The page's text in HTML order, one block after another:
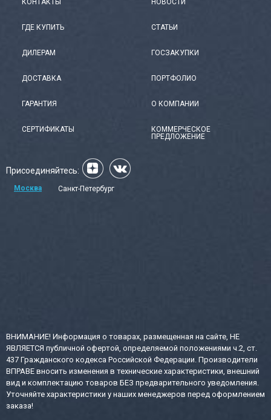
КОНТАКТЫ
ГДЕ КУПИТЬ
ДИЛЕРАМ
ДОСТАВКА
ГАРАНТИЯ
СЕРТИФИКАТЫ
НОВОСТИ
СТАТЬИ
ГОСЗАКУПКИ
ПОРТФОЛИО
О КОМПАНИИ
КОММЕРЧЕСКОЕ
ПРЕДЛОЖЕНИЕ
Присоединяйтесь:
Москва Санкт-Петербург
ВНИМАНИЕ! Информация о товарах, размещенная на сайте, НЕ
ЯВЛЯЕТСЯ публичной офертой, определяемой положениями ч.2, ст.
437 Гражданского кодекса Российской Федерации. Производители
ВПРАВЕ вносить изменения в технические характеристики, внешний
вид и комплектацию товаров БЕЗ предварительного уведомления.
Уточняйте характеристики у наших менеджеров перед оформлением
заказа!